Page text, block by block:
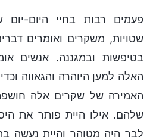
פעמים רבות בחיי היום-
שטויות, משקרים ואומרים
בטיפשות ובמגננה. אנשים
האלה למען היוהרה והגאווה
האמירה של שקרים אלה
שלהם. אילו היית פותר את
לבך היה מטוהר והיית נעשה